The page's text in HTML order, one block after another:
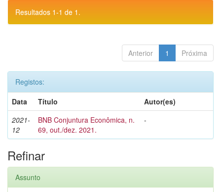
Resultados 1-1 de 1.
Anterior 1 Próxima
Registos:
Data
Título
Autor(es)
2021-
12
BNB Conjuntura Econômica, n.
69, out./dez. 2021.
-
Refinar
Assunto